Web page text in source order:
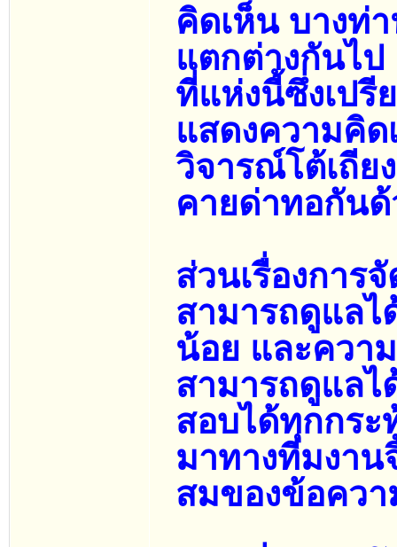
คิดเห็น บางท่
แตกต่างกันไป
ที่แห่งนี้ซึ่งเปรี
แสดงความคิด
วิจารณ์โต้เถีย
คายด่าทอกันด้
ส่วนเรื่องการ
สามารถดูแลไ
น้อย และควา
สามารถดูแลไ
สอบได้ทุกกระ
มาทางทีมงาน
สมของข้อคว